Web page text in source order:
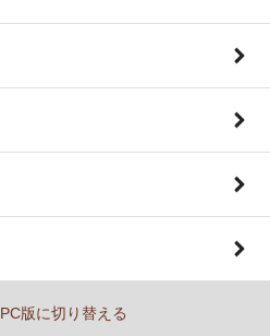
PC版に切り替える